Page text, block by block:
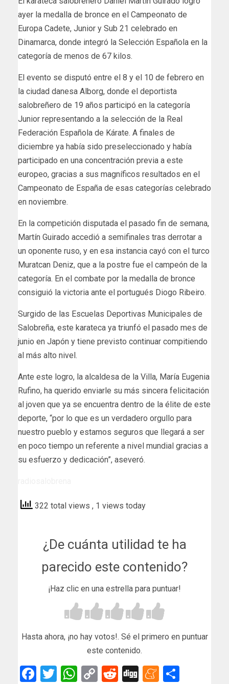
ayer la medalla de bronce en el Campeonato de
Europa Cadete, Junior y Sub 21 celebrado en
Dinamarca, donde integró la Selección Española en la
categoría de menos de 67 kilos.
El evento se disputó entre el 8 y el 10 de febrero en
la ciudad danesa Alborg, donde el deportista
salobreñero de 19 años participó en la categoría
Junior representando a la selección de la Real
Federación Española de Kárate. A finales de
diciembre ya había sido preseleccionado y había
participado en una concentración previa a este
europeo, gracias a sus magníficos resultados en el
Campeonato de España de esas categorías celebrado
en noviembre.
En la competición disputada el pasado fin de semana,
Martín Guirado accedió a semifinales tras derrotar a
un oponente ruso, y en esa instancia cayó con el turco
Muratcan Deniz, que a la postre fue el campeón de la
categoría. En el combate por la medalla de bronce
consiguió la victoria ante el portugués Diogo Ribeiro.
Surgido de las Escuelas Deportivas Municipales de
Salobreña, este karateca ya triunfó el pasado mes de
junio en Japón y tiene previsto continuar compitiendo
al más alto nivel.
Ante este logro, la alcaldesa de la Villa, María Eugenia
Rufino, ha querido enviarle su más sincera felicitación
al joven que ya se encuentra dentro de la élite de este
deporte, “por lo que es un verdadero orgullo para
nuestro pueblo y estamos seguros que llegará a ser
en poco tiempo un referente a nivel mundial gracias a
su esfuerzo y dedicación”, aseveró.
322 total views , 1 views today
¿De cuánta utilidad te ha
parecido este contenido?
¡Haz clic en una estrella para puntuar!
Hasta ahora, ¡no hay votos!. Sé el primero en puntuar
este contenido.
Facebook
TwitterWhatsApp
CopyRedditDigg